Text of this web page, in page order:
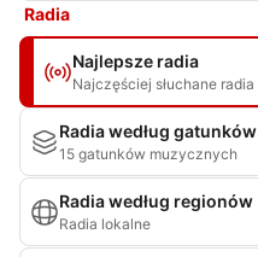
Radia
Najlepsze radia
Najczęściej słuchane radia
Radia według gatunków
15 gatunków muzycznych
Radia według regionów
Radia lokalne